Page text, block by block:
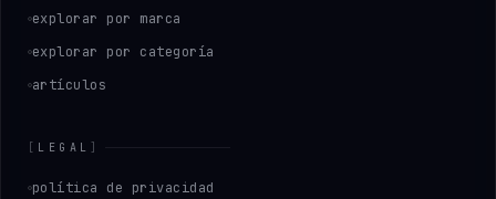
explorar por marca
explorar por categoría
artículos
[ LEGAL ]
política de privacidad